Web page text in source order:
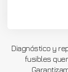
Diagnóstico y
fusibles